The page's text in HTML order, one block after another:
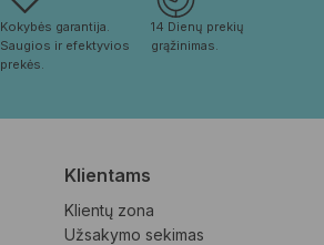
Kokybės garantija.
Saugios ir efektyvios
prekės.
14 Dienų prekių
grąžinimas.
Klientams
Klientų zona
Užsakymo sekimas